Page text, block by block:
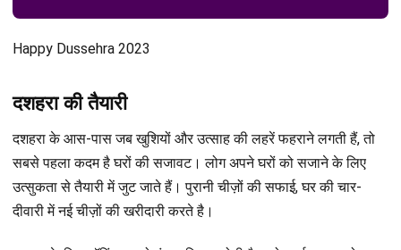
Happy Dussehra 2023
दशहरा की तैयारी
दशहरा के आस-पास जब खुशियों और उत्साह की लहरें फहराने लगती हैं, तो
सबसे पहला कदम है घरों की सजावट। लोग अपने घरों को सजाने के लिए
उत्सुकता से तैयारी में जुट जाते हैं। पुरानी चीज़ों की सफाई, घर की चार-
दीवारी में नई चीज़ों की खरीदारी करते है।